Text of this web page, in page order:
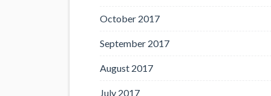
October 2017
September 2017
August 2017
July 2017